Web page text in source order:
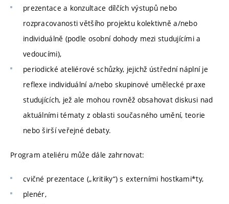
prezentace a konzultace dílčích výstupů nebo
rozpracovanosti většího projektu kolektivně a/nebo
individuálně (podle osobní dohody mezi studujícími a
vedoucími),
periodické ateliérové schůzky, jejichž ústřední náplní je
reflexe individuální a/nebo skupinové umělecké praxe
studujících, jež ale mohou rovněž obsahovat diskusi nad
aktuálními tématy z oblasti současného umění, teorie
nebo širší veřejné debaty.
Program ateliéru může dále zahrnovat:
cvičné prezentace („kritiky“) s externími hostkami*ty,
plenér,